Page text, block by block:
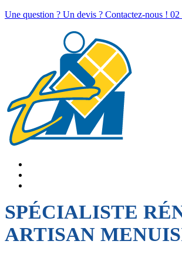
Une question ? Un devis ? Contactez-nous ! 02
SPÉCIALISTE
ARTISAN